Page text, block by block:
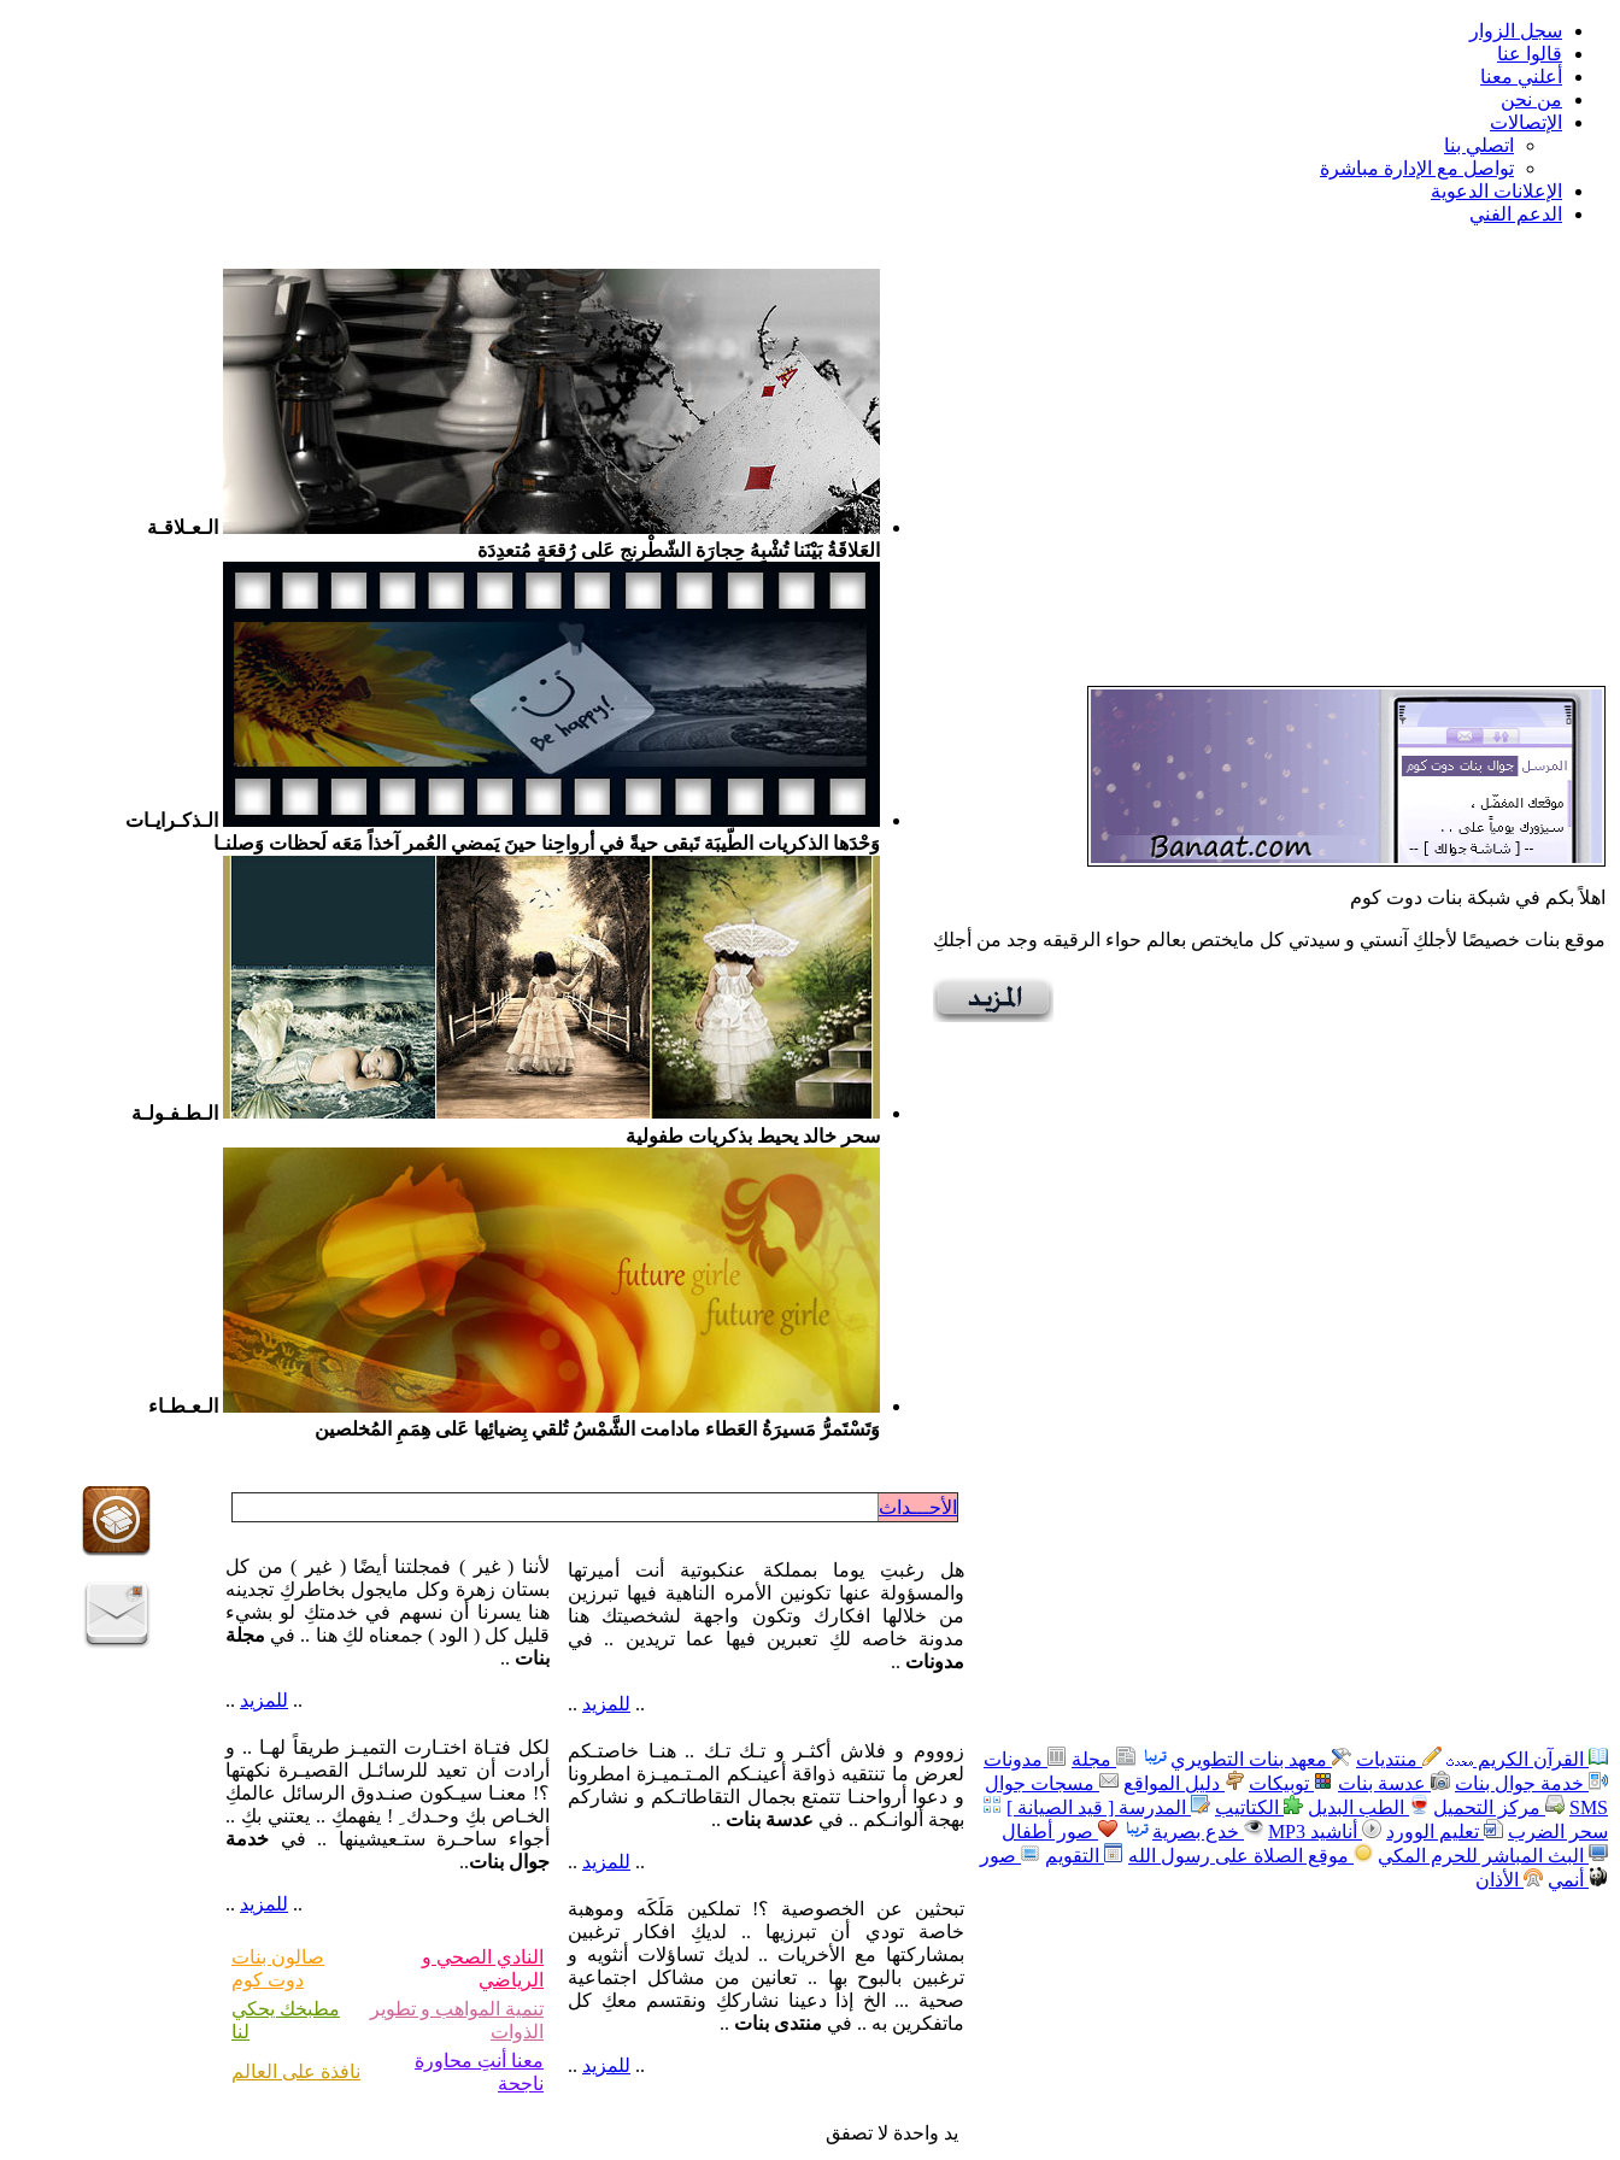
سجل الزوار
قالوا عنا
أعلني معنا
من نحن
الإتصالات
اتصلي بنا
تواصل مع الإدارة مباشرة
الإعلانات الدعوية
الدعم الفني
اهلاً بكم في شبكة بنات دوت كوم
موقع بنات خصيصًا لأجلكِ آنستي و سيدتي كل مايختص بعالم حواء الرقيقه وجد من أجلكِ
الـعـلاقـة
العَلاقَةُ بَيْنَنا تُشْبِهُ حِجارَة الشّطْرنج عَلى رُقعَةٍ مُتعدِدَة
الـذكـرايـات
وَحْدَها الذكريات الطّيبَة تَبقى حيةً في أرواحِنا حينَ يَمضي العُمر آخذاً مَعَه لَحظات وَصلنـا
الـطـفـولـة
سحر خالد يحيط بذكريات طفولية
الـعـطـاء
وَتَسْتَمرُّ مَسيرَةُ العَطاء مادامت الشَّمْسُ تُلقي بِضيائِها عَلى هِمَمِ المُخلصين
القرآن الكريم منتديات معهد بنات التطويري مجلة
مدونات
خدمة جوال بنات
عدسة بنات توبيكات دليل المواقع
مسجات جوال
SMS
مركز التحميل الطب البديل الكتاتيب
المدرسة [ قيد الصيانة ]
سحر الضرب
تعليم الوورد أناشيد MP3 خدع بصرية
صور أطفال
البث المباشر للحرم المكي
موقع الصلاة على رسول الله التقويم
صور
أنمي
الأذان
الأحـــداث
هل رغبتِ يوما بمملكة عنكبوتية أنت أميرتها
والمسؤولة عنها تكونين الأمره الناهية فيها تبرزين
من خلالها افكارك وتكون واجهة لشخصيتك هنا
مدونة خاصه لكِ تعبرين فيها عما تريدين .. في
مدونات ..
.. للمزيد ..
زوووم و فلاش أكثـر و تـك تـك .. هنـا خاصتـكم
لعرض ما تنتقيه ذواقة أعينـكم المـتـميـزة امطرونا
و دعوا أرواحنـا تتمتع بجمال التقاطاتـكم و نشاركم
بهجة ألوانـكم .. في عدسة بنات ..
.. للمزيد ..
تبحثين عن الخصوصية ؟! تملكين مَلَكَه وموهبة
خاصة تودي أن تبرزيها .. لديكِ افكار ترغبين
بمشاركتها مع الأخريات .. لديك تساؤلات أنثويه و
ترغبين بالبوح بها .. تعانين من مشاكل اجتماعية
صحية ... الخ إذاً دعينا نشارككِ ونقتسم معكِ كل
ماتفكرين به .. في منتدى بنات ..
.. للمزيد ..
لأننا ( غير ) فمجلتنا أيضًا ( غير ) من كل
بستان زهرة وكل مايجول بخاطركِ تجدينه
هنا يسرنا أن نسهم في خدمتكِ لو بشيء
قليل كل ( الود ) جمعناه لكِ هنا .. في مجلة
بنات ..
.. للمزيد ..
لكل فتـاة اختـارت التميـز طريقاً لهـا .. و
أرادت أن تعيد للرسائـل القصيـرة نكهتها
؟! معنـا سيـكون صنـدوق الرسائل عالمكِ
الخـاص بكِ وحـدك ِ ! يفهمكِ .. يعتني بكِ ..
أجواء ساحـرة ستـعيشينها .. في خدمة
جوال بنات..
.. للمزيد ..
النادي الصحي و
الرياضي
صالون بنات
دوت كوم
تنمية المواهب و تطوير
الذوات
مطبخك يحكي
لنا
معنا أنتِ محاورة
ناجحة
نافذة على العالم
يد واحدة لا تصفق